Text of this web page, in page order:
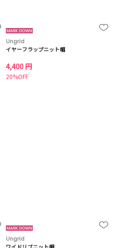
Ungrid
イヤーフラップニット帽
4,400 円
20%OFF
Ungrid